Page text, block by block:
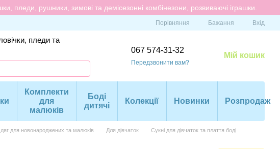
пледи, рушники, зимові та демісезонні комбінезони, розвиваючі іграшки.
Порівняння Бажання Вхід
пледи та
067 574-31-32
Передзвонити вам?
Мій кошик
Комплекти
для
малюків
Боді
дитячі
Колекції Новинки Розпродаж
для новонароджених та малюків Для дівчаток
Сукні для дівчаток та плаття боді